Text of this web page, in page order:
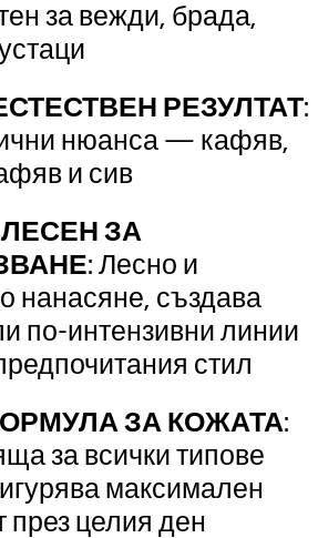
за вежди, брада,
РЕЗУЛТАТ:
нюанса — кафяв,
и сив
ЗА
: Лесно и
нанасяне, създава
по-интензивни линии
стил
ЗА КОЖАТА:
за всички типове
максимален
през целия ден